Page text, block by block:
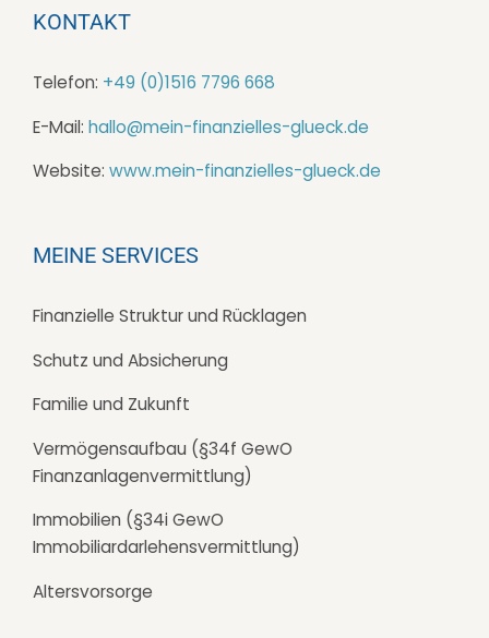
KONTAKT
Telefon: +49 (0)1516 7796 668
E-Mail: hallo@mein-finanzielles-glueck.de
Website: www.mein-finanzielles-glueck.de
MEINE SERVICES
Finanzielle Struktur und Rücklagen
Schutz und Absicherung
Familie und Zukunft
Vermögensaufbau (§34f GewO
Finanzanlagenvermittlung)
Immobilien (§34i GewO
Immobiliardarlehensvermittlung)
Altersvorsorge